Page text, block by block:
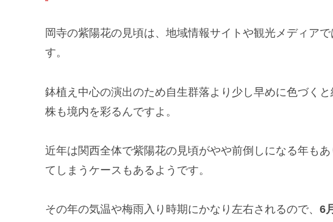
岡寺の紫陽花の見頃は、地域情報サイトや観光メディア
す。
鉢植え中心の演出のため自生群落より少し早めに色づく
株も境内を彩るんですよ。
近年は関西全体で紫陽花の見頃がやや前倒しになる年も
てしまうケースもあるようです。
その年の気温や梅雨入り時期にかなり左右されるので、 6